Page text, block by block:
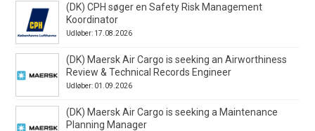
(DK) CPH søger en Safety Risk Management
Koordinator
Udløber: 17.08.2026
(DK) Maersk Air Cargo is seeking an Airworthiness
Review & Technical Records Engineer
Udløber: 01.09.2026
(DK) Maersk Air Cargo is seeking a Maintenance
Planning Manager